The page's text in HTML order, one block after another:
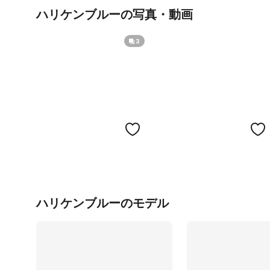
ハリケンブルーの写真・動画
3
ハリケンブルーのモデル